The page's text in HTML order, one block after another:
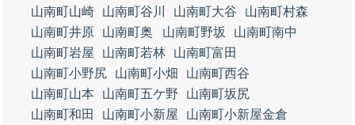
山南町山崎
山南町谷川 山南町大谷
山南町村森
山南町井原
山南町奥 山南町野坂
山南町南中
山南町岩屋
山南町若林
山南町富田
山南町小野尻
山南町小畑
山南町西谷
山南町山本
山南町五ケ野
山南町坂尻
山南町和田
山南町小新屋
山南町小新屋金倉